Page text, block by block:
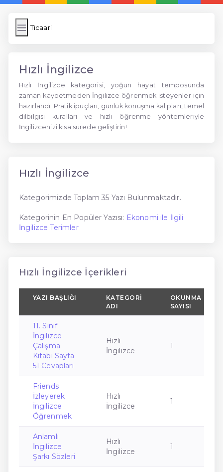
Ticaari
Hızlı İngilizce
Hızlı İngilizce kategorisi, yoğun hayat temposunda
zaman kaybetmeden İngilizce öğrenmek isteyenler için
hazırlandı. Pratik ipuçları, günlük konuşma kalıpları, temel
dilbilgisi kuralları ve hızlı öğrenme yöntemleriyle
İngilizcenizi kısa sürede geliştirin!
Hızlı İngilizce
Kategorimizde Toplam 35 Yazı Bulunmaktadır.
Kategorinin En Popüler Yazısı: Ekonomi ile İlgili
İngilizce Terimler
Hızlı İngilizce İçerikleri
YAZI BAŞLIĞI
KATEGORI
ADI
OKUNMA
SAYISI
11. Sınıf
İngilizce
Çalışma
Kitabı Sayfa
51 Cevapları
Hızlı
İngilizce
1
Friends
İzleyerek
İngilizce
Öğrenmek
Hızlı
İngilizce
1
Anlamlı
İngilizce
Şarkı Sözleri
Hızlı
İngilizce
1